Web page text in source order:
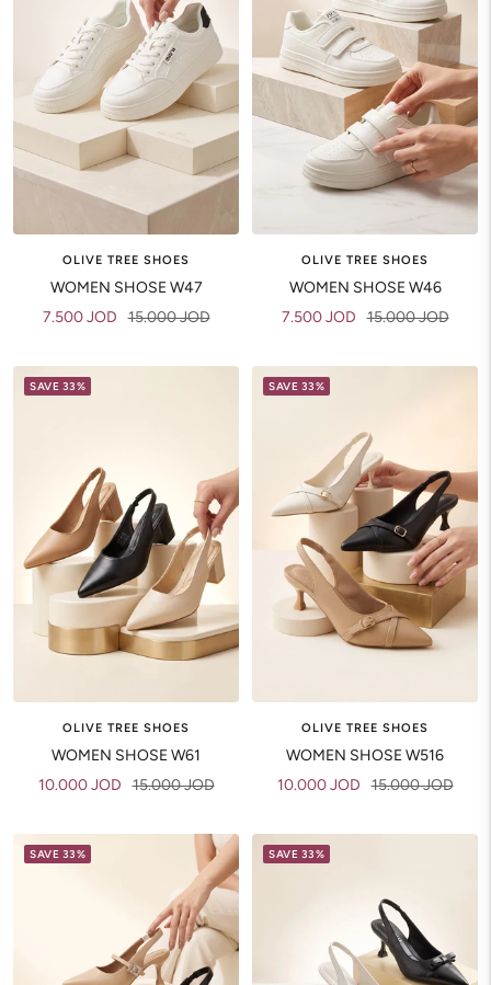
OLIVE TREE SHOES
WOMEN SHOSE W47
Sale
7.500 JOD Regular
15.000 JOD
OLIVE TREE SHOES
WOMEN SHOSE W46
Sale
7.500 JOD Regular
15.000 JOD
SAVE 33%
OLIVE TREE SHOES
WOMEN SHOSE W61
Sale
10.000 JOD Regular
15.000 JOD
SAVE 33%
OLIVE TREE SHOES
WOMEN SHOSE W516
Sale
10.000 JOD Regular
15.000 JOD
SAVE 33% SAVE 33%